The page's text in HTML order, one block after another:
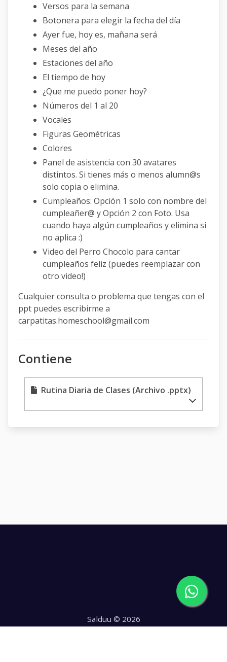
Versos para la semana
Botonera para elegir la fecha del día
Ayer fue, hoy es, mañana será
Meses del año
Estaciones del año
El tiempo de hoy
¿Que me puedo poner hoy?
Números del 1 al 20
Vocales
Figuras Geométricas
Colores
Panel de asistencia con 30 avatares
distintos. Si tienes más o menos alumn@s
solo copia o elimina.
Cumpleaños: Opción 1 solo con nombre del
cumpleañer@ y Opción 2 con Foto. Usa
cuando haya algún cumpleaños y elimina si
no aplica :)
Video del Perro Chocolo para cantar
cumpleaños feliz (puedes reemplazar con
otro video!)
Cualquier consulta o problema que tengas con el
ppt puedes escribirme a
carpatitas.homeschool@gmail.com
Contiene
Rutina Diaria de Clases (Archivo .pptx)
Salduu © 2026